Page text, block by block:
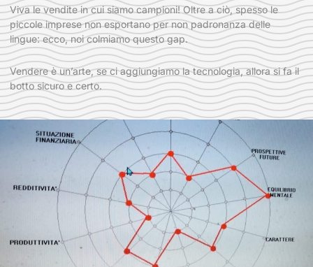
Viva le vendite in cui siamo campioni! Oltre a ciò, spesso le
piccole imprese non esportano per non padronanza delle
lingue: ecco, noi colmiamo questo gap.
Vendere è un’arte, se ci aggiungiamo la tecnologia, allora si fa il
botto sicuro e certo.